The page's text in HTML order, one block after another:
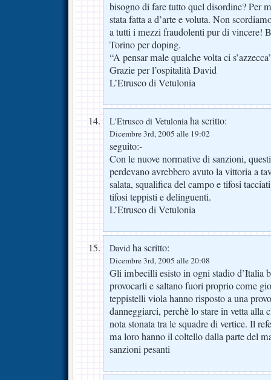
bisogno di fare tutto quel disordine? Per
stata fatta a d’arte e voluta. Non
a tutti i mezzi fraudolenti pur di vincere!
Torino per doping.
“A pensar male qualche volta ci
Grazie per l’ospitalità David
L’Etrusco di Vetulonia
L'Etrusco di Vetuloniaha scritto:
Dicembre 3rd, 2005 alle 19:02
seguito:-
Con le nuove normative di sanzioni,
perdevano avrebbero avuto la vittoria a
salata, squalifica del campo e tifosi
tifosi teppisti e delinguenti.
L’Etrusco di Vetulonia
David ha scritto:
Dicembre 3rd, 2005 alle 20:08
Gli imbecilli esisto in ogni stadio d’Italia
provocarli e saltano fuori proprio come
teppistelli viola hanno risposto a una
danneggiarci, perchè lo stare in vetta alla
nota stonata tra le squadre di vertice. Il
ma loro hanno il coltello dalla parte del
sanzioni pesanti